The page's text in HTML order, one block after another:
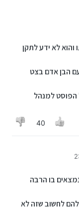
והוא לא ידע לתקן
הבן אדם בצט
הפוסט למנהל
40
בו הרבה
להם לחשוב שזה לא